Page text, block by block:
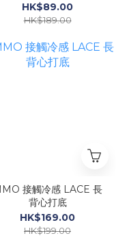
HK$89.00
HK$189.00
接觸冷感 LACE 長
背心打底
HK$169.00
HK$199.00